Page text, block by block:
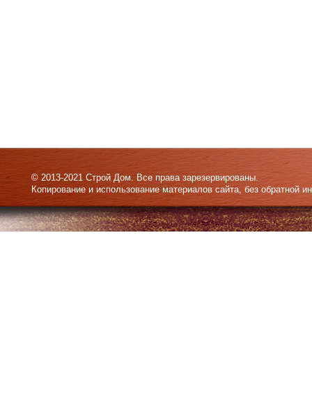
© 2013-2021 Строй Дом. Все права зарезервированы.
Копирование и использование материалов сайта, без обратной